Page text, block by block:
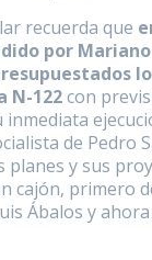
recuerda que
por
N-122con
de Pedro
planes y sus
cajón, primero
Ábalos y